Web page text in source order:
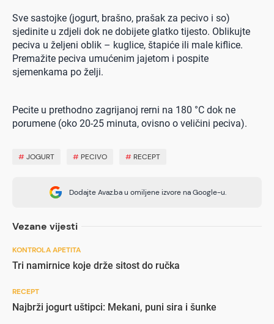
Sve sastojke (jogurt, brašno, prašak za pecivo i so)
sjedinite u zdjeli dok ne dobijete glatko tijesto. Oblikujte
peciva u željeni oblik – kuglice, štapiće ili male kiflice.
Premažite peciva umućenim jajetom i pospite
sjemenkama po želji.
Pecite u prethodno zagrijanoj rerni na 180 °C dok ne
porumene (oko 20-25 minuta, ovisno o veličini peciva).
#JOGURT # PECIVO # RECEPT
Dodajte Avaz.ba u omiljene izvore na Google-u.
Vezane vijesti
KONTROLA APETITA
Tri namirnice koje drže sitost do ručka
RECEPT
Najbrži jogurt uštipci: Mekani, puni sira i šunke